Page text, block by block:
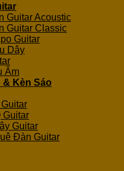
Guitar Acoustic
Guitar Classic
Guitar
Dây
Âm
& Kèn Sáo
Guitar
Guitar
Đàn Guitar